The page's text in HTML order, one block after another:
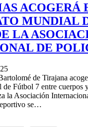
ACOGERÁ
MUNDIAL
LA
DE
de Tirajana
Fútbol 7 entre cuerpos
la Asociación
se…